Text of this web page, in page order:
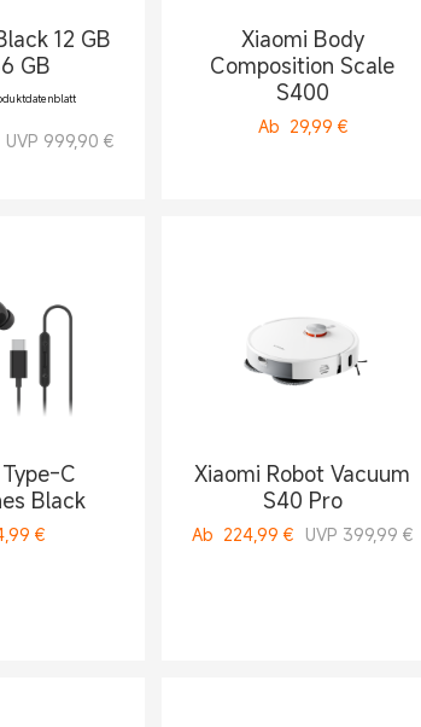
12 GB
GB
UVP 999,90 €
Xiaomi Body
Composition Scale
S400
Ab 29,99 €
C
Black
€
Xiaomi Robot Vacuum
S40 Pro
Ab 224,99 € UVP 399,99 €